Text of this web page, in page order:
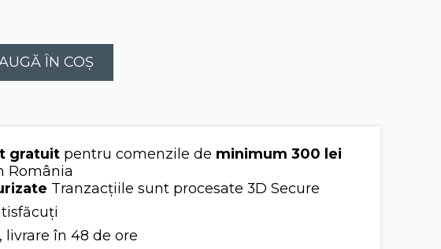
ÎN COȘ
gratuitpentru comenzile de minimum 300 lei
România
Tranzacțiile sunt procesate 3D Secure
livrare în 48 de ore